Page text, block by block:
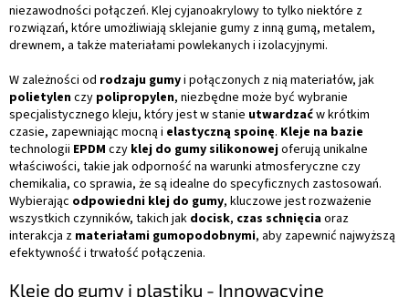
i
s
t
niezawodności połączeń. Klej cyjanoakrylowy to tylko niektóre z
rozwiązań, które umożliwiają sklejanie gumy z inną gumą, metalem,
drewnem, a także materiałami powlekanych i izolacyjnymi.
W zależności od rodzaju gumyi połączonych z nią materiałów, jak
polietylenczy polipropylen, niezbędne może być wybranie
specjalistycznego kleju, który jest w stanie utwardzaćw krótkim
czasie, zapewniając mocną i elastyczną spoinę. Kleje na bazie
technologii EPDM czy klej do gumy silikonowejoferują unikalne
właściwości, takie jak odporność na warunki atmosferyczne czy
chemikalia, co sprawia, że są idealne do specyficznych zastosowań.
Wybierając odpowiedni klej do gumy, kluczowe jest rozważenie
wszystkich czynników, takich jak docisk, czas schnięciaoraz
interakcja z materiałami gumopodobnymi, aby zapewnić najwyższą
efektywność i trwałość połączenia.
Kleje do gumy i plastiku - Innowacyjne